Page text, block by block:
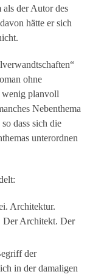
der Autor des
hätte er sich
ohne
wenig planvoll
Nebenthema
dass sich die
unterordnen
Architektur.
Der Architekt. Der
der
in der damaligen